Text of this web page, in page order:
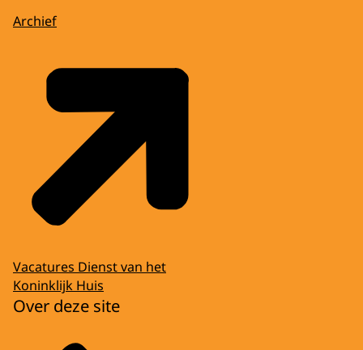
Archief
Vacatures Dienst van het
Koninklijk Huis
Over deze site